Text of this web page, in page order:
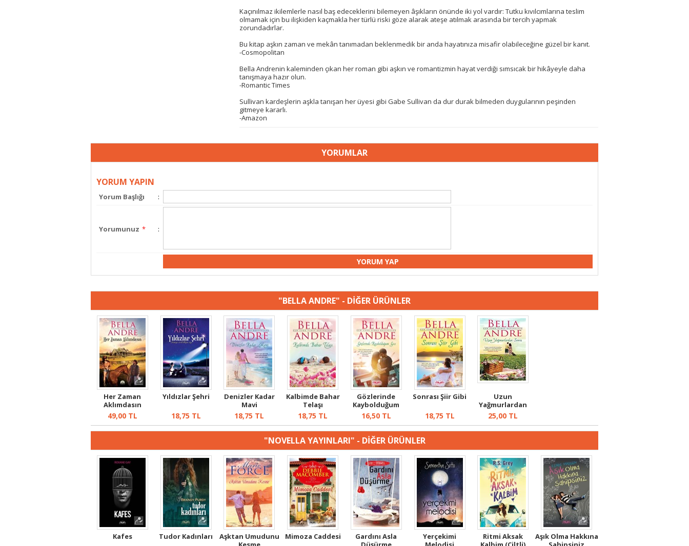
Kaçınılmaz ikilemlerle nasıl baş edeceklerini bilemeyen âşıkların önünde iki yol vardır: Tutku kıvılcımlarına teslim
olmamak için bu ilişkiden kaçmakla her türlü riski göze alarak ateşe atılmak arasında bir tercih yapmak
zorundadırlar.
Bu kitap aşkın zaman ve mekân tanımadan beklenmedik bir anda hayatınıza misafir olabileceğine güzel bir kanıt.
-Cosmopolitan
Bella Andrenin kaleminden çıkan her roman gibi aşkın ve romantizmin hayat verdiği sımsıcak bir hikâyeyle daha
tanışmaya hazır olun.
-Romantic Times
Sullivan kardeşlerin aşkla tanışan her üyesi gibi Gabe Sullivan da dur durak bilmeden duygularının peşinden
gitmeye kararlı.
-Amazon
YORUMLAR
YORUM YAPIN
Yorum Başlığı :
Yorumunuz * :
"BELLA ANDRE" - DİĞER ÜRÜNLER
Her Zaman
Aklımdasın
49,00TL
Yıldızlar Şehri
18,75 TL
Denizler Kadar
Mavi
18,75 TL
Kalbimde Bahar
Telaşı
18,75 TL
Gözlerinde
Kaybolduğum
Gece
16,50TL
Sonrası Şiir Gibi
18,75 TL
Uzun
Yağmurlardan
Sonra
25,00 TL
"NOVELLA YAYINLARI" - DİĞER ÜRÜNLER
Kafes Tudor Kadınları
Aşktan Umudunu
Mimoza Caddesi
Gardını Asla
Yerçekimi
Ritmi Aksak
Aşık Olma Hakkına